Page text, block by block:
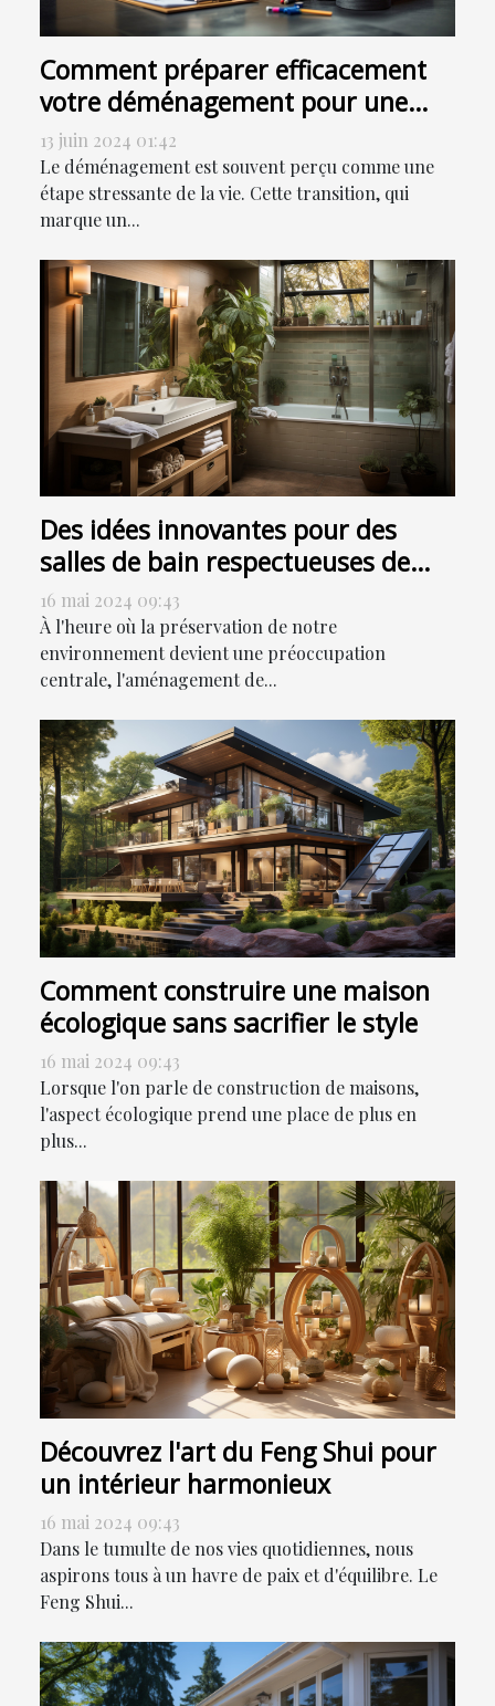
Comment préparer efficacement
votre déménagement pour une
transition en douceur
13 juin 2024 01:42
Le déménagement est souvent perçu comme une
étape stressante de la vie. Cette transition, qui
marque un...
Des idées innovantes pour des
salles de bain respectueuses de
l'environnement
16 mai 2024 09:43
À l'heure où la préservation de notre
environnement devient une préoccupation
centrale, l'aménagement de...
Comment construire une maison
écologique sans sacrifier le style
16 mai 2024 09:43
Lorsque l'on parle de construction de maisons,
l'aspect écologique prend une place de plus en
plus...
Découvrez l'art du Feng Shui pour
un intérieur harmonieux
16 mai 2024 09:43
Dans le tumulte de nos vies quotidiennes, nous
aspirons tous à un havre de paix et d'équilibre. Le
Feng Shui...